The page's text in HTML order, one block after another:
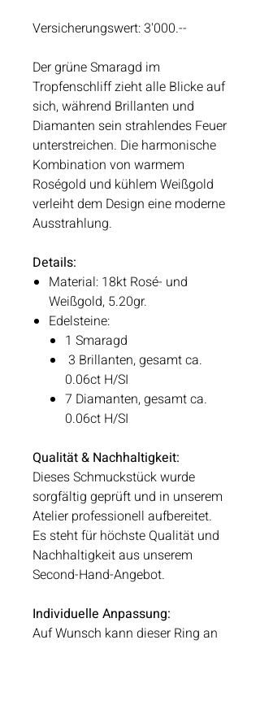
Versicherungswert:3'000.--
Der grüne Smaragd im
Tropfenschliff zieht alle Blicke auf
sich, während Brillanten und
Diamanten sein strahlendes Feuer
unterstreichen. Die harmonische
Kombination von warmem
Roségold und kühlem Weißgold
verleiht dem Design eine moderne
Ausstrahlung.
Details:
Material: 18kt Rosé- und
Weißgold, 5.20gr.
Edelsteine:
1 Smaragd
3 Brillanten, gesamt ca.
0.06ct H/SI
7 Diamanten, gesamt ca.
0.06ct H/SI
Qualität & Nachhaltigkeit:
Dieses Schmuckstück wurde
sorgfältig geprüft und in unserem
Atelier professionell aufbereitet.
Es steht für höchste Qualität und
Nachhaltigkeit aus unserem
Second-Hand-Angebot.
Individuelle Anpassung:
Auf Wunsch kann dieser Ring an